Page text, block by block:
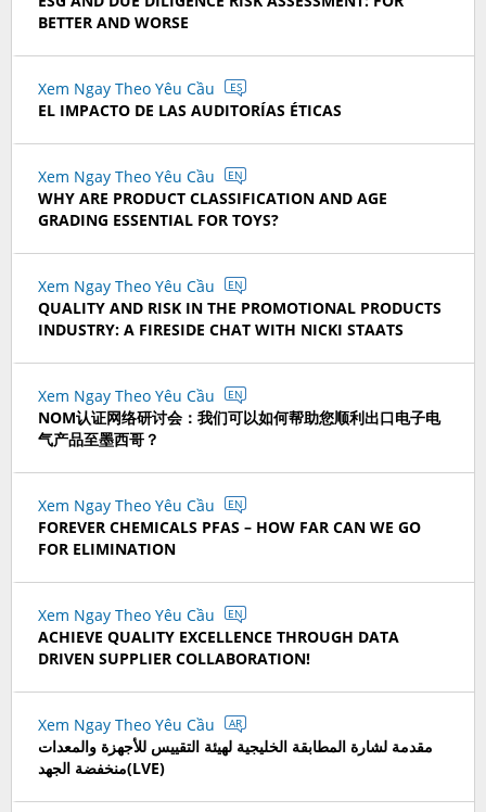
BETTER AND WORSE
Xem Ngay Theo Yêu Cầu ES
EL IMPACTO DE LAS AUDITORÍAS ÉTICAS
Xem Ngay Theo Yêu Cầu EN
WHY ARE PRODUCT CLASSIFICATION AND AGE
GRADING ESSENTIAL FOR TOYS?
Xem Ngay Theo Yêu Cầu EN
QUALITY AND RISK IN THE PROMOTIONAL PRODUCTS
INDUSTRY: A FIRESIDE CHAT WITH NICKI STAATS
Xem Ngay Theo Yêu Cầu EN
NOM认证网络研讨会：我们可以如何帮助您顺利出口电子电
气产品至墨西哥？
Xem Ngay Theo Yêu Cầu EN
FOREVER CHEMICALS PFAS – HOW FAR CAN WE GO
FOR ELIMINATION
Xem Ngay Theo Yêu Cầu EN
ACHIEVE QUALITY EXCELLENCE THROUGH DATA
DRIVEN SUPPLIER COLLABORATION!
Xem Ngay Theo Yêu Cầu AR
مقدمة لشارة المطابقة الخليجية لهيئة التقييس للأجهزة والمعدات
منخفضة الجهد(LVE)